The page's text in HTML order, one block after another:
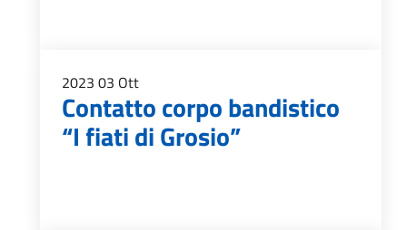
2023 03 Ott
Contatto corpo bandistico
“I fiati di Grosio”